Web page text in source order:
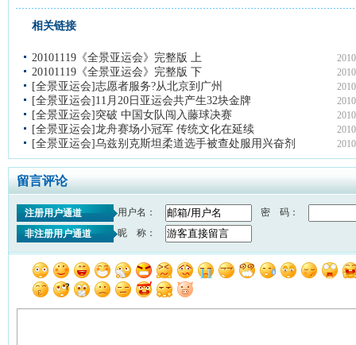
相关链接
20101119《全景亚运会》完整版 上
20101119《全景亚运会》完整版 下
[全景亚运会]志愿者服务?从北京到广州
[全景亚运会]11月20日亚运会共产生32块金牌
[全景亚运会]突破 中国女队闯入藤球决赛
[全景亚运会]龙舟赛场小冠军 传统文化在延续
[全景亚运会]乌兹别克斯坦柔道选手被查处服用兴奋剂
留言评论
注册用户通道 用户名：
密 码：
非注册用户通道
昵 称：